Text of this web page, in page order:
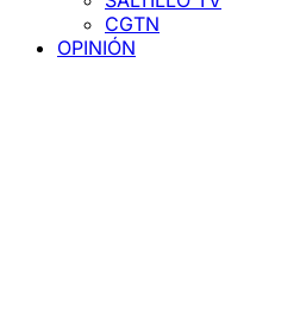
CGTN
OPINIÓN